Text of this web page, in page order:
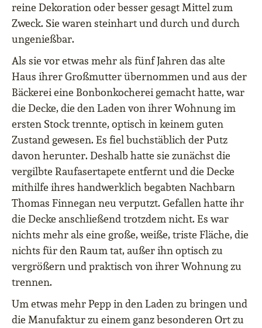
reine Dekoration oder besser gesagt Mittel zum
Zweck. Sie waren steinhart und durch und durch
ungenießbar.
Als sie vor etwas mehr als fünf Jahren das alte
Haus ihrer Großmutter übernommen und aus der
Bäckerei eine Bonbonkocherei gemacht hatte, war
die Decke, die den Laden von ihrer Wohnung im
ersten Stock trennte, optisch in keinem guten
Zustand gewesen. Es fiel buchstäblich der Putz
davon herunter. Deshalb hatte sie zunächst die
vergilbte Raufasertapete entfernt und die Decke
mithilfe ihres handwerklich begabten Nachbarn
Thomas Finnegan neu verputzt. Gefallen hatte ihr
die Decke anschließend trotzdem nicht. Es war
nichts mehr als eine große, weiße, triste Fläche, die
nichts für den Raum tat, außer ihn optisch zu
vergrößern und praktisch von ihrer Wohnung zu
trennen.
Um etwas mehr Pepp in den Laden zu bringen und
die Manufaktur zu einem ganz besonderen Ort zu